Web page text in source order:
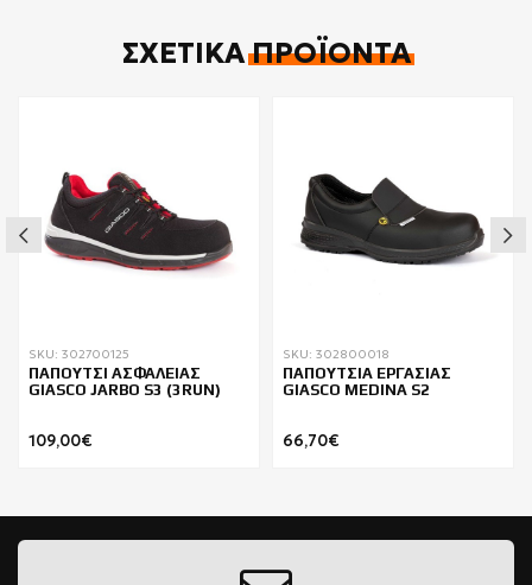
ΣΧΕΤΙΚΆΠΡΟΪΌΝΤΑ
SKU: 302700125
ΠΑΠΟΥΤΣΙ ΑΣΦΑΛΕΙΑΣ
GIASCO JARBO S3 (3RUN)
109,00€
SKU: 302800018
ΠΑΠΟΥΤΣΙΑ ΕΡΓΑΣΙΑΣ
GIASCO MEDINA S2
66,70€